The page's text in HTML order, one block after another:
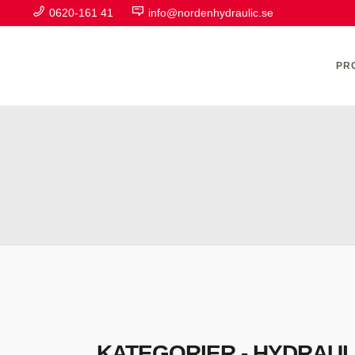
0620-161 41 info@nordenhydraulic.se